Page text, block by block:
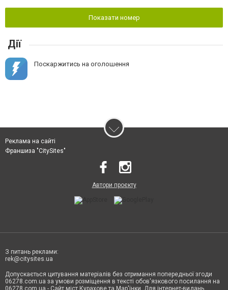
Показати номер
Дії
Поскаржитись на оголошення
Реклама на сайті
Франшиза "CitySites"
Автори проєкту
З питань реклами:
rek@citysites.ua
Допускається цитування матеріалів без отримання попередньої згоди
06278.com.ua за умови розміщення в тексті обов'язкового посилання на